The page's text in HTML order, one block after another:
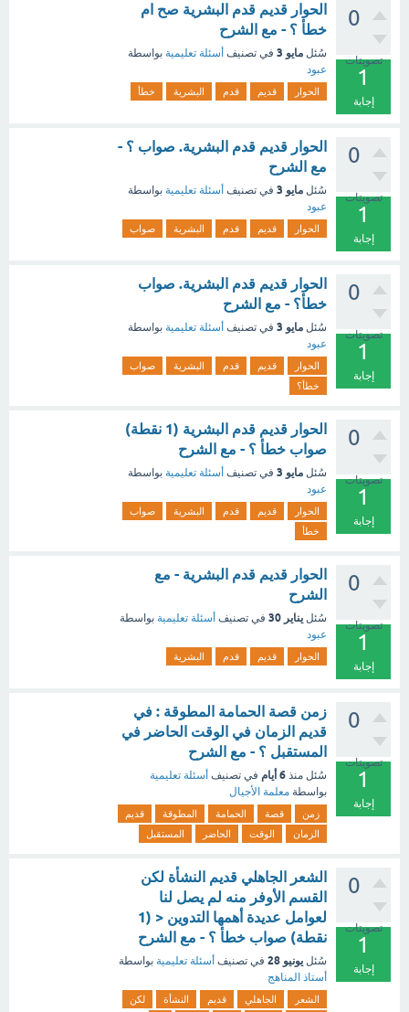
0
تصويتات
1
إجابة
الحوار قديم قدم البشرية صح ام
خطأ ؟ - مع الشرح
سُئل مايو 3 في تصنيف أسئلة تعليمية بواسطة
عبود
الحوار قديم قدم البشرية خطأ
0
تصويتات
1
إجابة
الحوار قديم قدم البشرية. صواب ؟ -
مع الشرح
سُئل مايو 3 في تصنيف أسئلة تعليمية بواسطة
عبود
الحوار قديم قدم البشرية صواب
0
تصويتات
1
إجابة
الحوار قديم قدم البشرية. صواب
خطأ؟ - مع الشرح
سُئل مايو 3 في تصنيف أسئلة تعليمية بواسطة
عبود
الحوار قديم قدم البشرية
صواب
خطأ؟
0
تصويتات
1
إجابة
الحوار قديم قدم البشرية (1 نقطة)
صواب خطأ ؟ - مع الشرح
سُئل مايو 3 في تصنيف أسئلة تعليمية بواسطة
عبود
الحوار قديم قدم البشرية
صواب
خطأ
0
تصويتات
1
إجابة
الحوار قديم قدم البشرية - مع
الشرح
سُئل يناير 30 في تصنيف أسئلة تعليمية بواسطة
عبود
الحوار قديم قدم البشرية
0
تصويتات
1
إجابة
زمن قصة الحمامة المطوقة : في
قديم الزمان في الوقت الحاضر في
المستقبل ؟ - مع الشرح
سُئل منذ 6 أيام في تصنيف أسئلة تعليمية
بواسطة معلمة الأجيال
زمن قصة الحمامة المطوقة
قديم
الزمان
الوقت الحاضر المستقبل
0
تصويتات
1
إجابة
الشعر الجاهلي قديم النشأة لكن
القسم الأوفر منه لم يصل لنا
لعوامل عديدة أهمها التدوين < (1
نقطة) صواب خطأ ؟ - مع الشرح
سُئل يونيو 28 في تصنيف أسئلة تعليمية بواسطة
أستاذ المناهج
الشعر الجاهلي قديم النشأة لكن